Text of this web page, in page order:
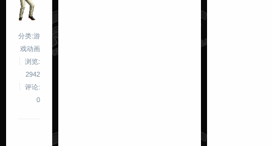
分类:游
戏动画
浏览:
2942
评论:
0